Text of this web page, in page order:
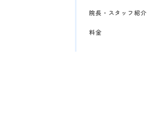
院長・スタッフ紹介
料金